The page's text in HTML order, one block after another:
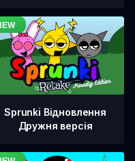
Sprunki Відновлення
Дружня версія